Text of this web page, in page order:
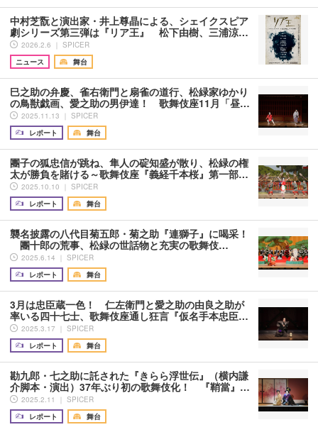
中村芝翫と演出家・井上尊晶による、シェイクスピア
劇シリーズ第三弾は『リア王』 松下由樹、三浦涼…
2026.2.6 ｜ SPICER
ニュース
舞台
巳之助の弁慶、雀右衛門と扇雀の道行、松緑家ゆかり
の鳥獣戯画、愛之助の男伊達！ 歌舞伎座11月「昼…
2025.11.13 ｜ SPICER
レポート
舞台
團子の狐忠信が跳ね、隼人の碇知盛が散り、松緑の権
太が勝負を賭ける～歌舞伎座『義経千本桜』第一部…
2025.10.10 ｜ SPICER
レポート
舞台
襲名披露の八代目菊五郎・菊之助『連獅子』に喝采！
團十郎の荒事、松緑の世話物と充実の歌舞伎…
2025.6.14 ｜ SPICER
レポート
舞台
3月は忠臣蔵一色！ 仁左衛門と愛之助の由良之助が
率いる四十七士、歌舞伎座通し狂言『仮名手本忠臣…
2025.3.17 ｜ SPICER
レポート
舞台
勘九郎・七之助に託された『きらら浮世伝』（横内謙
介脚本・演出）37年ぶり初の歌舞伎化！ 『鞘當』…
2025.2.11 ｜ SPICER
レポート
舞台